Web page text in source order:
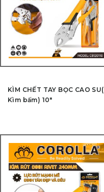
KÌM CHẾT TAY BỌC CAO SU(
Kìm bấm) 10″